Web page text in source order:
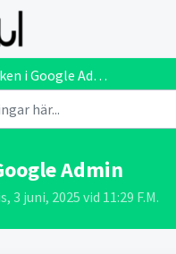
i Google Admin
Admin
3 juni, 2025 vid 11:29 F.M.